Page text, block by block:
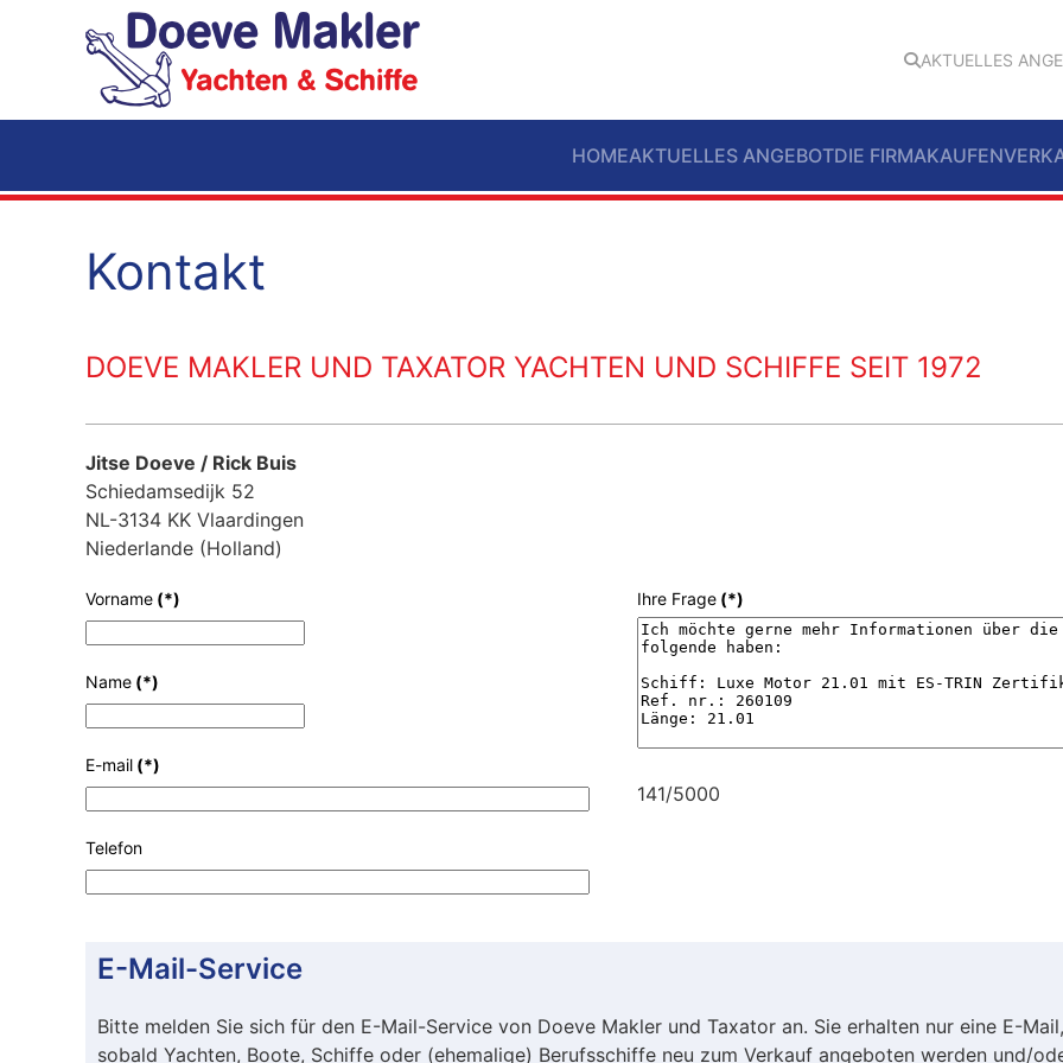
Zum Hauptinhalt springen AKTUELLES
HOMEAKTUELLES ANGEBOTDIE FIRMAKAUFEN
Kontakt
DOEVE MAKLER UND TAXATOR YACHTEN UND SCHIFFE SEIT 1972
Jitse Doeve / Rick Buis
Schiedamsedijk 52
NL-3134 KK Vlaardingen
Niederlande (Holland)
Vorname (*)
Name (*)
E-mail (*)
Telefon
Ihre Frage (*)
141/5000
E-Mail-Service
Bitte melden Sie sich für den E-Mail-Service von Doeve Makler und Taxator an. Sie erhalten nur eine E-Mail,
sobald Yachten, Boote, Schiffe oder (ehemalige) Berufsschiffe neu zum Verkauf angeboten werden und/